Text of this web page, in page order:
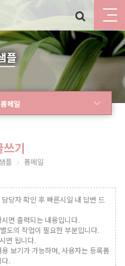
플
폼메일
기
플 폼메일
당자 확인 후 빠른시일 내 답변 드
면 출력되는 내용입니다.
도의 작업이 필요한 부분입니다.
면 됩니다.
보기가 가능하며, 사용자는 등록폼
.